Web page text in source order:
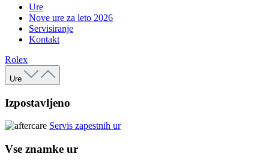
Ure
Nove ure za leto 2026
Servisiranje
Kontakt
Rolex
Ure
Izpostavljeno
Servis zapestnih ur
Vse znamke ur